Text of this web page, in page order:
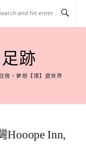
跡
宿，夢想【環】遊世界
Hooope Inn,